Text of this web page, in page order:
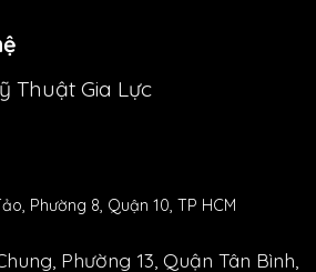
Thuật Gia Lực
Phường 8, Quận 10, TP HCM
Phường 13, Quận Tân Bình,